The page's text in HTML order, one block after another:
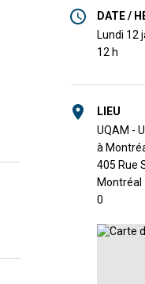
DATE /
lundi 12
12 h
LIEU
UQAM -
à
405 Rue
Montréal
0